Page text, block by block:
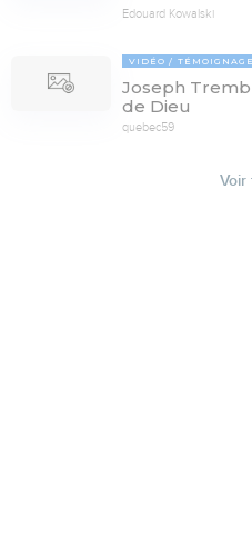
Edouard Kowalski
VIDÉO TÉMOIGNAGE
Joseph
de Dieu
quebec59
Voir